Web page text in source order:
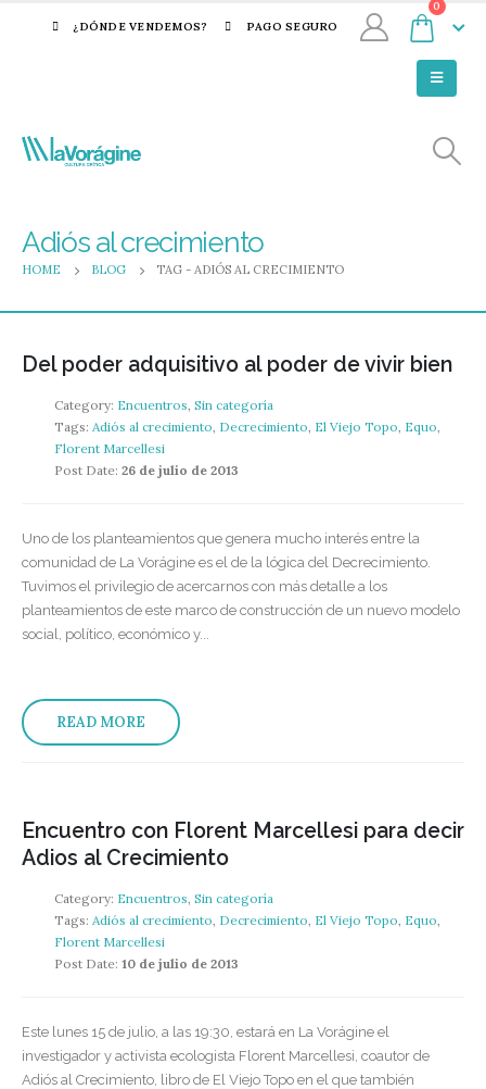
¿DÓNDE VENDEMOS? PAGO SEGURO
0
Adiós al crecimiento
HOME BLOG TAG - ADIÓS AL CRECIMIENTO
Del poder adquisitivo al poder de vivir bien
Category: Encuentros Sin categoría
Tags: Adiós al crecimiento Decrecimiento El Viejo Topo Equo
Florent Marcellesi
Post Date: 26 de julio de 2013
Uno de los planteamientos que genera mucho interés entre la
comunidad de La Vorágine es el de la lógica del Decrecimiento.
Tuvimos el privilegio de acercarnos con más detalle a los
planteamientos de este marco de construcción de un nuevo modelo
social, político, económico y...
READ MORE
Encuentro con Florent Marcellesi para decir
Adios al Crecimiento
Category: Encuentros Sin categoría
Tags: Adiós al crecimiento Decrecimiento El Viejo Topo Equo
Florent Marcellesi
Post Date: 10 de julio de 2013
Este lunes 15 de julio, a las 19:30, estará en La Vorágine el
investigador y activista ecologista Florent Marcellesi, coautor de
Adiós al Crecimiento, libro de El Viejo Topo en el que también